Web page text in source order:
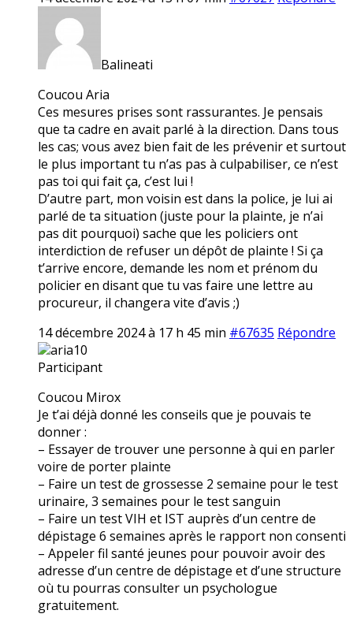
Balineati
Coucou Aria
Ces mesures prises sont rassurantes. Je pensais
que ta cadre en avait parlé à la direction. Dans tous
les cas; vous avez bien fait de les prévenir et surtout
le plus important tu n’as pas à culpabiliser, ce n’est
pas toi qui fait ça, c’est lui !
D’autre part, mon voisin est dans la police, je lui ai
parlé de ta situation (juste pour la plainte, je n’ai
pas dit pourquoi) sache que les policiers ont
interdiction de refuser un dépôt de plainte ! Si ça
t’arrive encore, demande les nom et prénom du
policier en disant que tu vas faire une lettre au
procureur, il changera vite d’avis ;)
14 décembre 2024 à 17 h 45 min #67635 Répondre
aria10
Participant
Coucou Mirox
Je t’ai déjà donné les conseils que je pouvais te
donner :
– Essayer de trouver une personne à qui en parler
voire de porter plainte
– Faire un test de grossesse 2 semaine pour le test
urinaire, 3 semaines pour le test sanguin
– Faire un test VIH et IST auprès d’un centre de
dépistage 6 semaines après le rapport non consenti
– Appeler fil santé jeunes pour pouvoir avoir des
adresse d’un centre de dépistage et d’une structure
où tu pourras consulter un psychologue
gratuitement.